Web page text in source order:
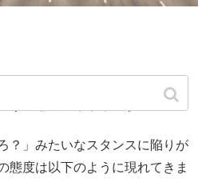
知らないと、サービスを享受す
う発想に陥りがちです。
？」みたいなスタンスに陥りが
態度は以下のように現れてきま